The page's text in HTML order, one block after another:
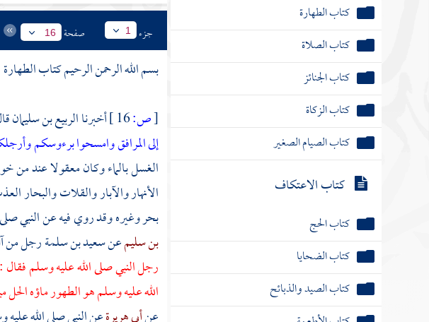
كتاب الطهارة
كتاب الصلاة
كتاب الجنائز
كتاب الزكاة
كتاب الصيام الصغير
كتاب الاعتكاف
كتاب الحج
كتاب الضحايا
كتاب الصيد والذبائح
جزء 1 صفحة 16
بسم الله الرحمن الرحيم كتاب الطهارة
[ص: أخبرناالربيع بن سليمان
إلى المرافق وامسحوا برءوسكم
الغسل بالماء وكان معقولا عند من
الأنهار والآبار والقلات والبحار
بحر وغيره وقد روي فيه عن النبي
بن سليمعنسعيد بن سلمةرجل من
رجل النبي صلى الله عليه وسلم فقال :
الله عليه وسلم هو الطهور ماؤه الحل